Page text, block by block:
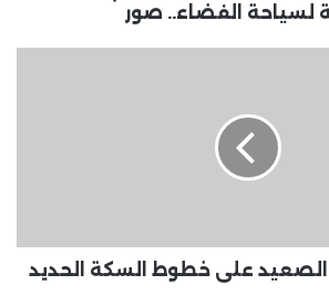
لسياحة الفضاء.. صور
الصعيد على خطوط السكة الحديد